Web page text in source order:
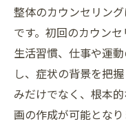
整体のカウンセリン
です。初回のカウン
生活習慣、仕事や運
し、症状の背景を把
みだけでなく、根本
画の作成が可能となり